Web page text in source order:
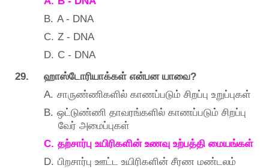
B. A - DNA
C. Z - DNA
D. C - DNA
29. ஹாஸ்டோரியாக்கள் என்பன யாவை?
A. சாருண்ணிகளில் காணப்படும் சிறப்பு உறுப்புகள்
B. ஒட்டுண்ணி தாவரங்களில் காணப்படும் சிறப்பு
வேர் அமைப்புகள்
C. தற்சார்பு உயிரிகளின் உணவு உற்பத்தி மையங்கள்
D. பிறசார்பு ஊட்ட உயிரிகளின் சீரண மண்டலம்